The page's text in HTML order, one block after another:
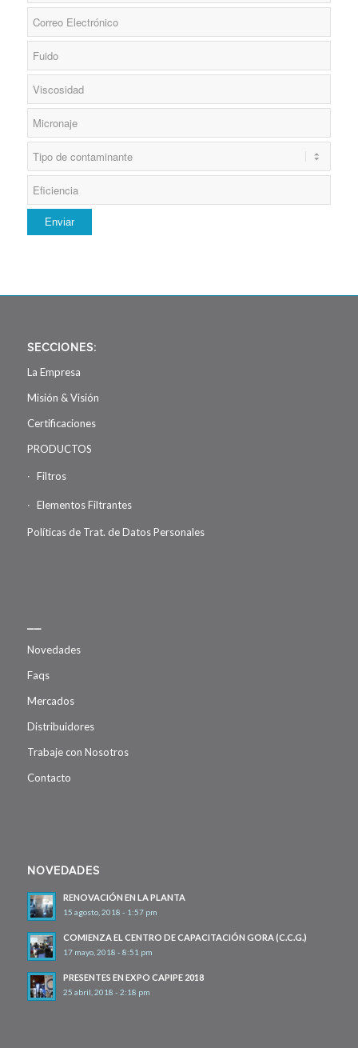
SECCIONES:
La Empresa
Misión & Visión
Certificaciones
PRODUCTOS
Filtros
Elementos Filtrantes
Políticas de Trat. de Datos Personales
Novedades
Faqs
Mercados
Distribuidores
Trabaje con Nosotros
Contacto
NOVEDADES
RENOVACIÓN EN LA PLANTA
15 agosto, 2018 - 1:57 pm
COMIENZA EL CENTRO DE CAPACITACIÓN GORA (C.C.G.)
17 mayo, 2018 - 8:51 pm
PRESENTES EN EXPO CAPIPE 2018
25 abril, 2018 - 2:18 pm